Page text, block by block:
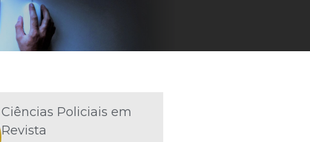
Ciências Policiais em
Revista